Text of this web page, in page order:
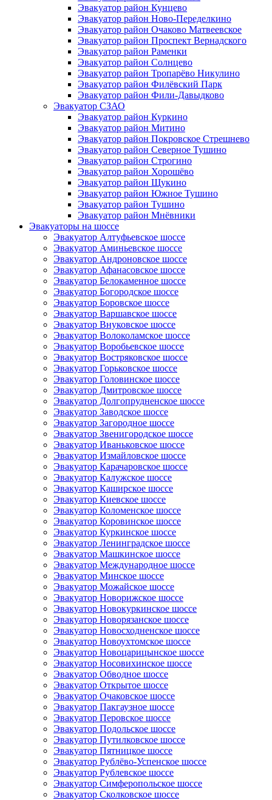
Эвакуатор район Кунцево
Эвакуатор район Ново-Переделкино
Эвакуатор район Очаково Матвеевское
Эвакуатор район Проспект Вернадского
Эвакуатор район Раменки
Эвакуатор район Солнцево
Эвакуатор район Тропарёво Никулино
Эвакуатор район Филёвский Парк
Эвакуатор район Фили-Давыдково
Эвакуатор СЗАО
Эвакуатор район Куркино
Эвакуатор район Митино
Эвакуатор район Покровское Стрешнево
Эвакуатор район Северное Тушино
Эвакуатор район Строгино
Эвакуатор район Хорошёво
Эвакуатор район Щукино
Эвакуатор район Южное Тушино
Эвакуатор район Тушино
Эвакуатор район Мнёвники
Эвакуаторы на шоссе
Эвакуатор Алтуфьевское шоссе
Эвакуатор Аминьевское шоссе
Эвакуатор Андроновское шоссе
Эвакуатор Афанасовское шоссе
Эвакуатор Белокаменное шоссе
Эвакуатор Богородское шоссе
Эвакуатор Боровское шоссе
Эвакуатор Варшавское шоссе
Эвакуатор Внуковское шоссе
Эвакуатор Волоколамское шоссе
Эвакуатор Воробьевское шоссе
Эвакуатор Востряковское шоссе
Эвакуатор Горьковское шоссе
Эвакуатор Головинское шоссе
Эвакуатор Дмитровское шоссе
Эвакуатор Долгопрудненское шоссе
Эвакуатор Заводское шоссе
Эвакуатор Загородное шоссе
Эвакуатор Звенигородское шоссе
Эвакуатор Иваньковское шоссе
Эвакуатор Измайловское шоссе
Эвакуатор Карачаровское шоссе
Эвакуатор Калужское шоссе
Эвакуатор Каширское шоссе
Эвакуатор Киевское шоссе
Эвакуатор Коломенское шоссе
Эвакуатор Коровинское шоссе
Эвакуатор Куркинское шоссе
Эвакуатор Ленинградское шоссе
Эвакуатор Машкинское шоссе
Эвакуатор Международное шоссе
Эвакуатор Минское шоссе
Эвакуатор Можайское шоссе
Эвакуатор Новорижское шоссе
Эвакуатор Новокуркинское шоссе
Эвакуатор Новорязанское шоссе
Эвакуатор Новосходненское шоссе
Эвакуатор Новоухтомское шоссе
Эвакуатор Новоцарицынское шоссе
Эвакуатор Носовихинское шоссе
Эвакуатор Обводное шоссе
Эвакуатор Открытое шоссе
Эвакуатор Очаковское шоссе
Эвакуатор Пакгаузное шоссе
Эвакуатор Перовское шоссе
Эвакуатор Подольское шоссе
Эвакуатор Путилковское шоссе
Эвакуатор Пятницкое шоссе
Эвакуатор Рублёво-Успенское шоссе
Эвакуатор Рублевское шоссе
Эвакуатор Симферопольское шоссе
Эвакуатор Сколковское шоссе